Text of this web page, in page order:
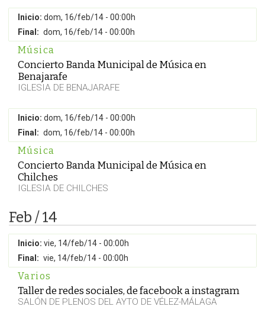
Inicio: dom, 16/feb/14 - 00:00h
Final: dom, 16/feb/14 - 00:00h
Música
Concierto Banda Municipal de Música en
Benajarafe
IGLESIA DE BENAJARAFE
Inicio: dom, 16/feb/14 - 00:00h
Final: dom, 16/feb/14 - 00:00h
Música
Concierto Banda Municipal de Música en
Chilches
IGLESIA DE CHILCHES
Feb / 14
Inicio: vie, 14/feb/14 - 00:00h
Final: vie, 14/feb/14 - 00:00h
Varios
Taller de redes sociales, de facebook a instagram
SALÓN DE PLENOS DEL AYTO DE VÉLEZ-MÁLAGA